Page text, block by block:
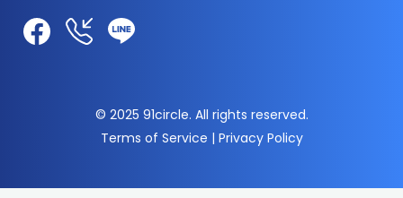
© 2025 91circle. All rights reserved.
Terms of Service | Privacy Policy